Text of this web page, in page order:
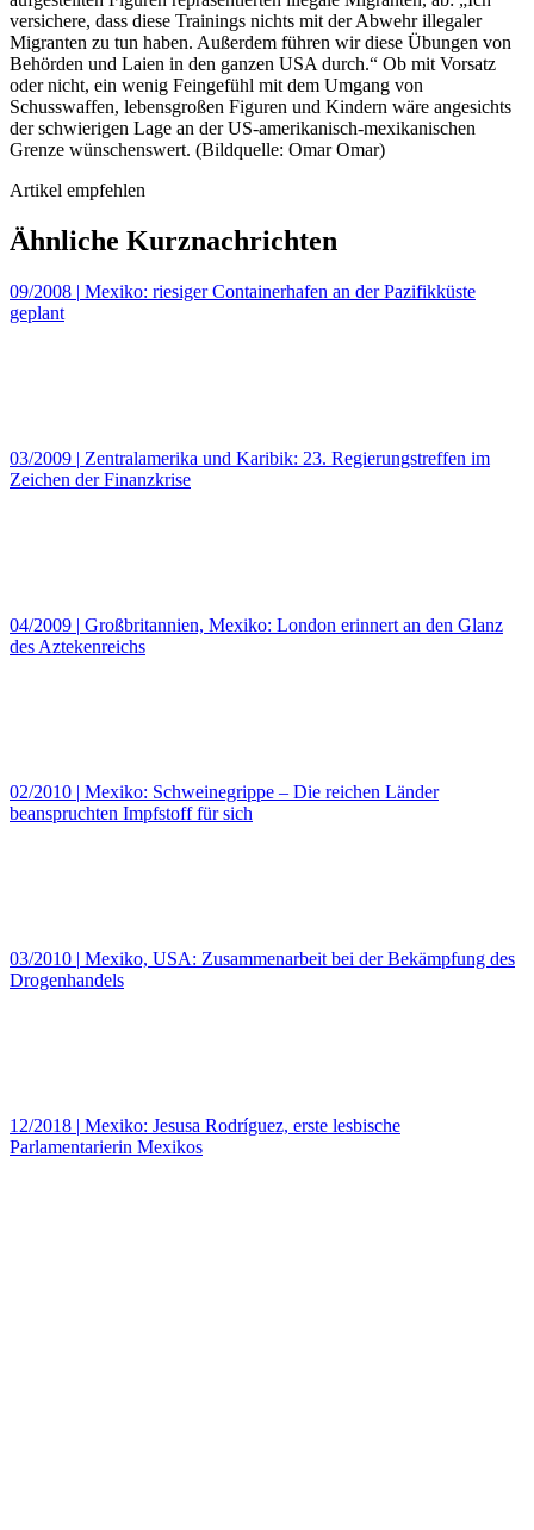
versichere, dass diese Trainings nichts mit der Abwehr illegaler
Migranten zu tun haben. Außerdem führen wir diese Übungen von
Behörden und Laien in den ganzen USA durch.“ Ob mit Vorsatz
oder nicht, ein wenig Feingefühl mit dem Umgang von
Schusswaffen, lebensgroßen Figuren und Kindern wäre angesichts
der schwierigen Lage an der US-amerikanisch-mexikanischen
Grenze wünschenswert. (Bildquelle: Omar Omar)
Artikel empfehlen
Ähnliche Kurznachrichten
09/2008 | Mexiko: riesiger Containerhafen an der Pazifikküste
geplant
03/2009 | Zentralamerika und Karibik: 23. Regierungstreffen im
Zeichen der Finanzkrise
04/2009 | Großbritannien, Mexiko: London erinnert an den Glanz
des Aztekenreichs
02/2010 | Mexiko: Schweinegrippe – Die reichen Länder
beanspruchten Impfstoff für sich
03/2010 | Mexiko, USA: Zusammenarbeit bei der Bekämpfung des
Drogenhandels
12/2018 | Mexiko: Jesusa Rodríguez, erste lesbische
Parlamentarierin Mexikos